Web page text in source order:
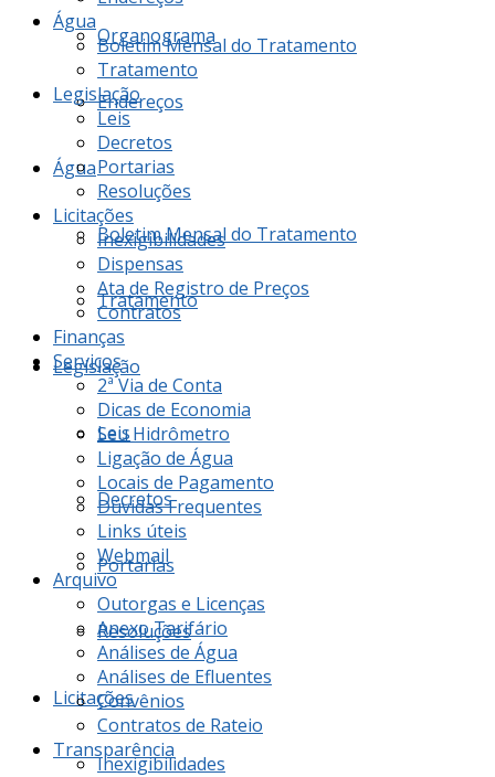
Organograma
Endereços
Água
Boletim Mensal do Tratamento
Tratamento
Legislação
Leis
Decretos
Portarias
Resoluções
Licitações
Inexigibilidades
Água
Boletim Mensal do Tratamento
Tratamento
Legislação
Leis
Decretos
Portarias
Resoluções
Licitações
Inexigibilidades
Dispensas
Ata de Registro de Preços
Contratos
Finanças
Serviços
2ª Via de Conta
Dicas de Economia
Seu Hidrômetro
Ligação de Água
Locais de Pagamento
Dúvidas Frequentes
Links úteis
Webmail
Arquivo
Outorgas e Licenças
Anexo Tarifário
Análises de Água
Análises de Efluentes
Convênios
Contratos de Rateio
Transparência